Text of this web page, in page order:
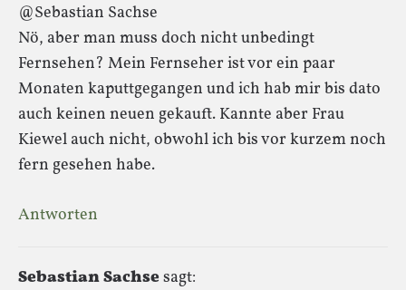
@Sebastian Sachse
Nö, aber man muss doch nicht unbedingt
Fernsehen? Mein Fernseher ist vor ein paar
Monaten kaputtgegangen und ich hab mir bis dato
auch keinen neuen gekauft. Kannte aber Frau
Kiewel auch nicht, obwohl ich bis vor kurzem noch
fern gesehen habe.
Antworten
Sebastian Sachsesagt: